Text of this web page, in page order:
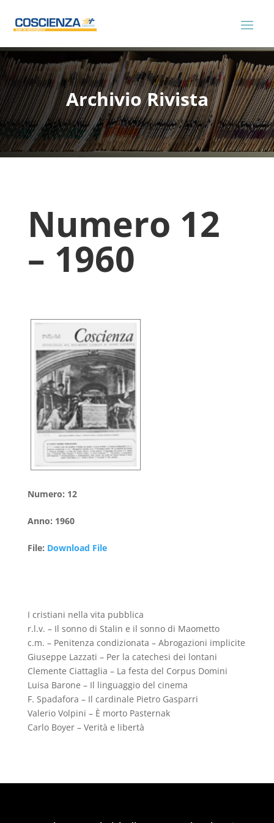
Archivio Rivista
Numero 12
– 1960
Numero: 12
Anno: 1960
File: Download File
I cristiani nella vita pubblica
r.l.v. – Il sonno di Stalin e il sonno di Maometto
c.m. – Penitenza condizionata – Abrogazioni implicite
Giuseppe Lazzati – Per la catechesi dei lontani
Clemente Ciattaglia – La festa del Corpus Domini
Luisa Barone – Il linguaggio del cinema
F. Spadafora – Il cardinale Pietro Gasparri
Valerio Volpini – È morto Pasternak
Carlo Boyer – Verità e libertà